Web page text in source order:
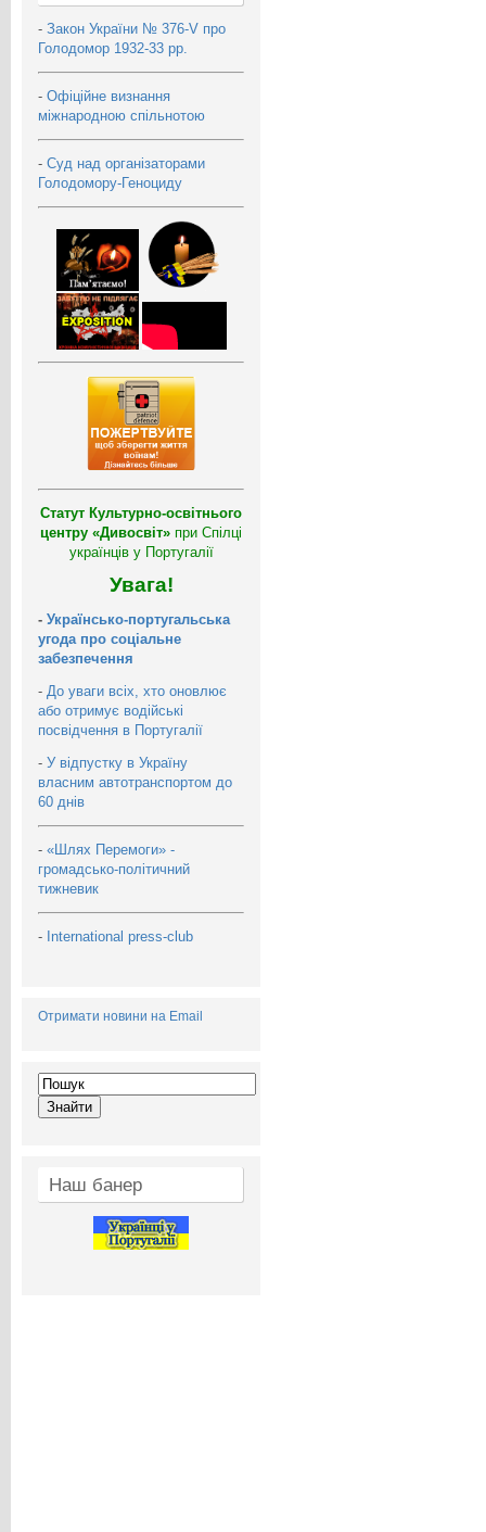
- Закон України № 376-V про
Голодомор 1932-33 рр.
- Офіційне визнання
міжнародною спільнотою
- Суд над організаторами
Голодомору-Геноциду
Статут Культурно-освітнього
центру «Дивосвіт» при Спілці
українців у Португалії
Увага!
- Українсько-португальська
угода про соціальне
забезпечення
- До уваги всіх, хто оновлює
або отримує водійські
посвідчення в Португалії
- У відпустку в Україну
власним автотранспортом до
60 днів
- «Шлях Перемоги» -
громадсько-політичний
тижневик
- International press-club
Отримати новини на Email
Наш банер